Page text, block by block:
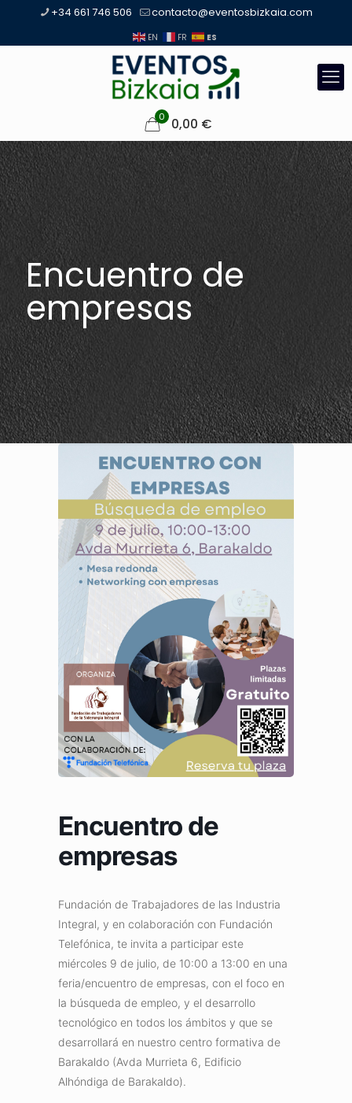
+34 661 746 506 contacto@eventosbizkaia.com
EN FR ES
0 0,00 €
Encuentro de
empresas
Encuentro de
empresas
Fundación de Trabajadores de las Industria
Integral, y en colaboración con Fundación
Telefónica, te invita a participar este
miércoles 9 de julio, de 10:00 a 13:00 en una
feria/encuentro de empresas, con el foco en
la búsqueda de empleo, y el desarrollo
tecnológico en todos los ámbitos y que se
desarrollará en nuestro centro formativa de
Barakaldo (Avda Murrieta 6, Edificio
Alhóndiga de Barakaldo).